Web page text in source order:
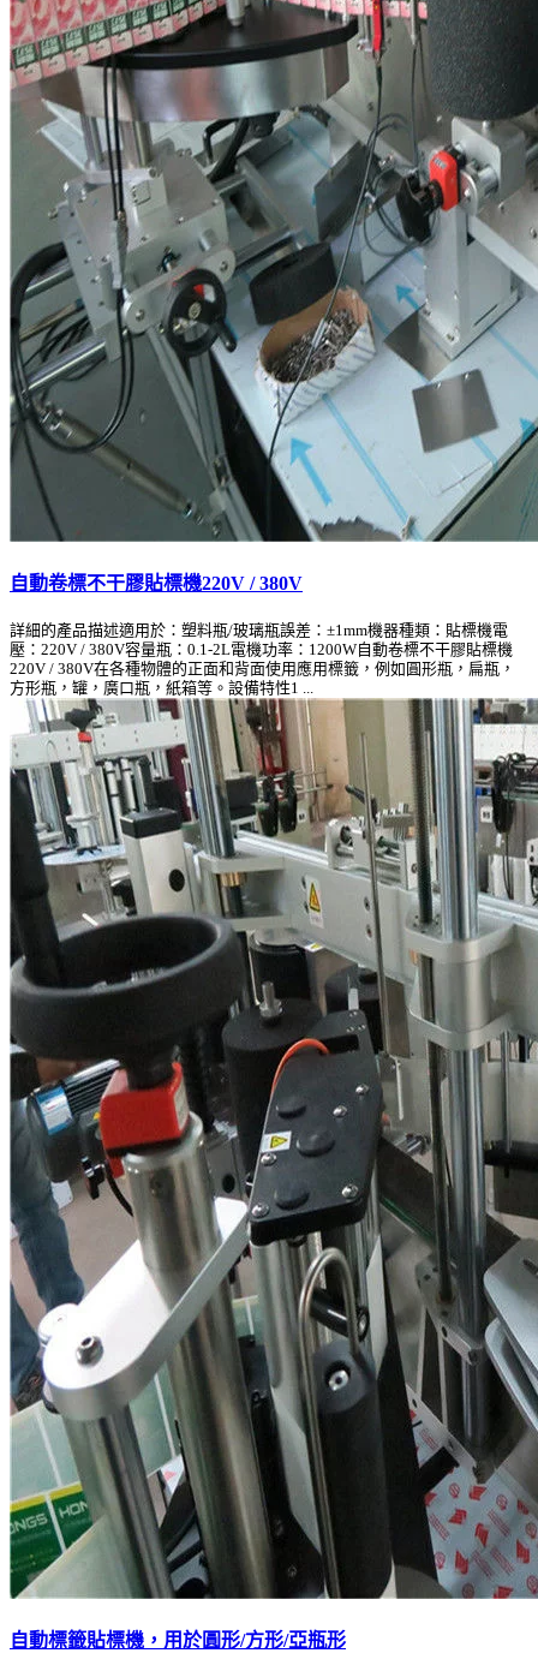
自動卷標不干膠貼標機220V / 380V
詳細的產品描述適用於：塑料瓶/玻璃瓶誤差：±1mm機器種類：貼標機電
壓：220V / 380V容量瓶：0.1-2L電機功率：1200W自動卷標不干膠貼標機
220V / 380V在各種物體的正面和背面使用應用標籤，例如圓形瓶，扁瓶，
方形瓶，罐，廣口瓶，紙箱等。設備特性1 ...
自動標籤貼標機，用於圓形/方形/亞瓶形